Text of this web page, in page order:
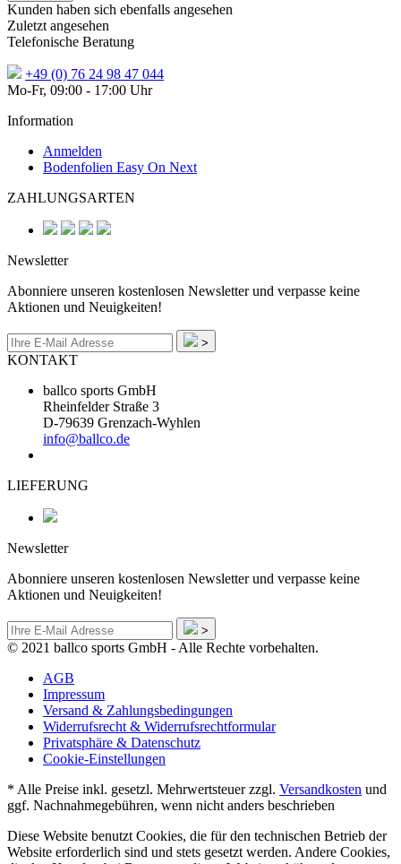
Kunden haben sich ebenfalls angesehen
Zuletzt angesehen
Telefonische Beratung
+49 (0) 76 24 98 47 044
Mo-Fr, 09:00 - 17:00 Uhr
Information
Anmelden
Bodenfolien Easy On Next
ZAHLUNGSARTEN
Newsletter
Abonniere unseren kostenlosen Newsletter und verpasse keine
Aktionen und Neuigkeiten!
>
KONTAKT
ballco sports GmbH
Rheinfelder Straße 3
D-79639 Grenzach-Wyhlen
info@ballco.de
LIEFERUNG
Newsletter
Abonniere unseren kostenlosen Newsletter und verpasse keine
Aktionen und Neuigkeiten!
>
© 2021 ballco sports GmbH - Alle Rechte vorbehalten.
AGB
Impressum
Versand & Zahlungsbedingungen
Widerrufsrecht & Widerrufsrechtformular
Privatsphäre & Datenschutz
Cookie-Einstellungen
* Alle Preise inkl. gesetzl. Mehrwertsteuer zzgl. Versandkosten und
ggf. Nachnahmegebühren, wenn nicht anders beschrieben
Diese Website benutzt Cookies, die für den technischen Betrieb der
Website erforderlich sind und stets gesetzt werden. Andere Cookies,